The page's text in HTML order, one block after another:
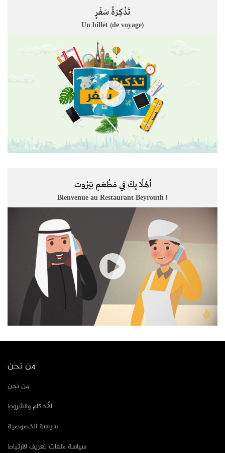
تَذْكِرَةُ سَفَرٍ
Un billet (de voyage)
أهْلًا بِكَ فِي مَطْعَمِ بَيْرُوت
Bienvenue au Restaurant Beyrouth !
من نحن
من نحن
الأحكام والشروط
سياسة الخصوصية
سياسة ملفات تعريف الارتباط